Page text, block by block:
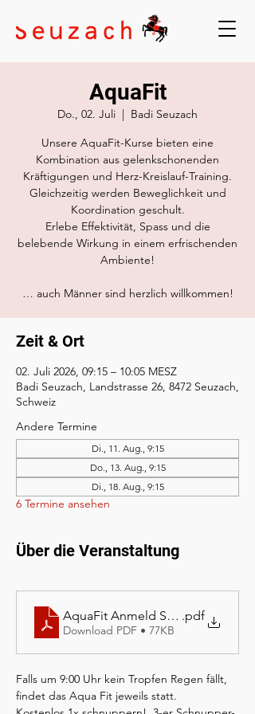
AquaFit
Do., 02. Juli
  |
Badi Seuzach
Unsere AquaFit-Kurse bieten eine
Kombination aus gelenkschonenden
Kräftigungen und Herz-Kreislauf-Training.
Gleichzeitig werden Beweglichkeit und
Koordination geschult.
Erlebe Effektivität, Spass und die
belebende Wirkung in einem erfrischenden
Ambiente!
… auch Männer sind herzlich willkommen!
Zeit & Ort
02. Juli 2026, 09:15 – 10:05 MESZ
Badi Seuzach, Landstrasse 26, 8472 Seuzach,
Schweiz
Andere Termine
Di., 11. Aug., 9:15
Do., 13. Aug., 9:15
Di., 18. Aug., 9:15
6 Termine ansehen
Über die Veranstaltung
AquaFit Anmeld SO 26.pdf
Download PDF • 77KB
Falls um 9:00 Uhr kein Tropfen Regen fällt,
findet das Aqua Fit jeweils statt.